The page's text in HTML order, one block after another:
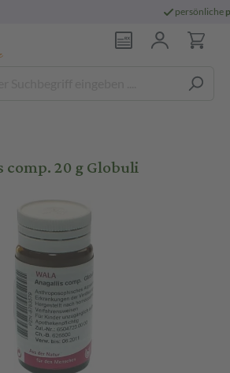
pharmazeutische Beratung
comp. 20 g Globuli